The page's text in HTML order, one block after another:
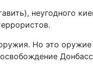
неугодного
Но это